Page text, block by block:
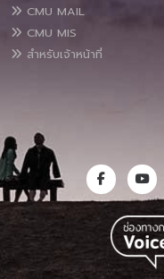
CMU MAIL
CMU MIS
สำหรับเจ้าหน้าที่